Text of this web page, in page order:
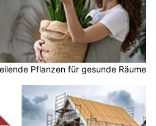
Pflanzen für gesunde Räume